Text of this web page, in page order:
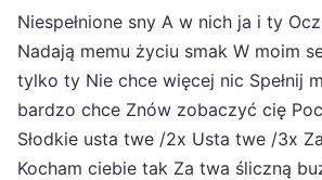
Niespełnione sny A w nich ja i ty
Nadają memu życiu smak W moim
tylko ty Nie chce więcej nic Spełnij
bardzo chce Znów zobaczyć cię
Słodkie usta twe /2x Usta twe /3x
Kocham ciebie tak Za twa śliczną